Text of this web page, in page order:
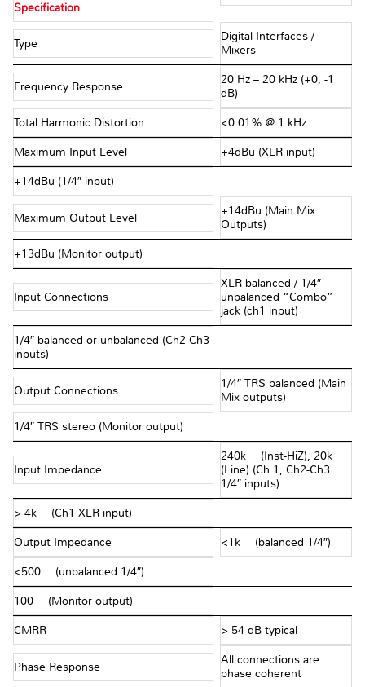
Specification
Type
Digital Interfaces /
Mixers
Frequency Response
20 Hz – 20 kHz (+0, -1
dB)
Total Harmonic Distortion <0.01% @ 1 kHz
Maximum Input Level +4dBu (XLR input)
+14dBu (1/4″ input)
Maximum Output Level
+14dBu (Main Mix
Outputs)
+13dBu (Monitor output)
Input Connections
XLR balanced / 1/4″
unbalanced “Combo”
jack (ch1 input)
1/4″ balanced or unbalanced (Ch2-Ch3
inputs)
Output Connections
1/4″ TRS balanced (Main
Mix outputs)
1/4″ TRS stereo (Monitor output)
Input Impedance
240k Ω (Inst-HiZ), 20k Ω
(Line) (Ch 1, Ch2-Ch3
1/4″ inputs)
> 4k Ω (Ch1 XLR input)
Output Impedance <1k Ω (balanced 1/4″)
<500 Ω (unbalanced 1/4″)
100 Ω (Monitor output)
CMRR > 54 dB typical
Phase Response
All connections are
phase coherent